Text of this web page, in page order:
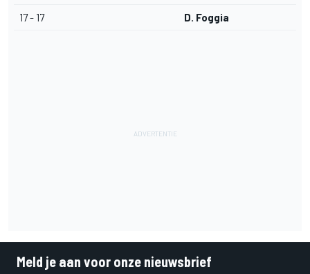
17 - 17 D. Foggia
Meld je aan voor onze nieuwsbrief